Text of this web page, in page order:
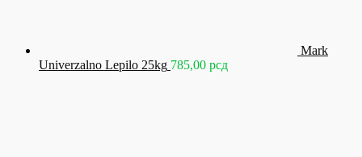
Mark
Univerzalno Lepilo 25kg 785,00 рсд